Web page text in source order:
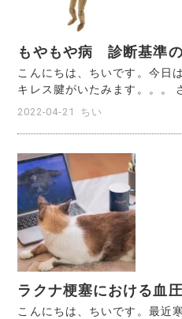
もやもや病 診断基準
こんにちは、ちいです。今日
キレス腱がいたみます。。。
2022-04-21 ちい
ラクナ梗塞における血
こんにちは、ちいです。最近